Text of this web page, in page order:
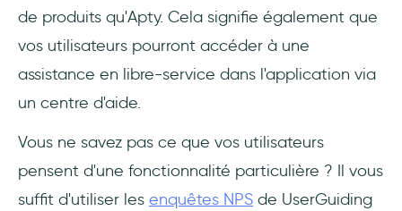
de produits qu'Apty. Cela signifie également que
vos utilisateurs pourront accéder à une
assistance en libre-service dans l'application via
un centre d'aide.
Vous ne savez pas ce que vos utilisateurs
pensent d'une fonctionnalité particulière ? Il vous
suffit d'utiliser les enquêtes NPS de UserGuiding